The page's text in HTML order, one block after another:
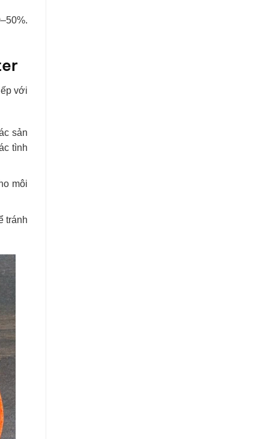
với
sản
tình
môi
tránh